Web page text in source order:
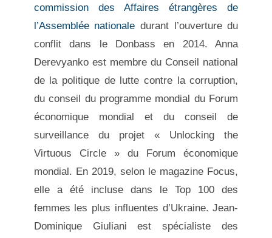
commission des Affaires étrangères de
l’Assemblée nationale durant l’ouverture du
conflit dans le Donbass en 2014. Anna
Derevyanko est membre du Conseil national
de la politique de lutte contre la corruption,
du conseil du programme mondial du Forum
économique mondial et du conseil de
surveillance du projet « Unlocking the
Virtuous Circle » du Forum économique
mondial. En 2019, selon le magazine Focus,
elle a été incluse dans le Top 100 des
femmes les plus influentes d’Ukraine. Jean-
Dominique Giuliani est spécialiste des